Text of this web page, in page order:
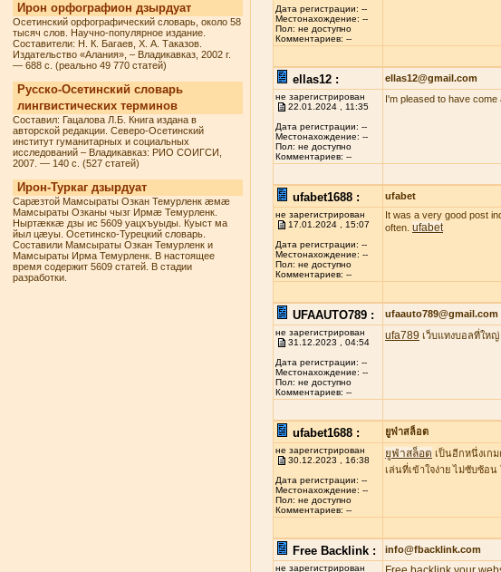
Ирон орфографион дзырдуат
Осетинский орфографический словарь, около 58
тысяч слов. Научно-популярное издание.
Составители: Н. К. Багаев, Х. А. Таказов.
Издательство «Алания», – Владикавказ, 2002 г.
— 688 с. (реально 49 770 статей)
Русско-Осетинский словарь
лингвистических терминов
Составил: Гацалова Л.Б. Книга издана в
авторской редакции. Северо-Осетинский
институт гуманитарных и социальных
исследований – Владикавказ: РИО СОИГСИ,
2007. — 140 с. (527 статей)
Ирон-Туркаг дзырдуат
Сарæзтой Мамсыраты Озкан Темурленк æмæ
Мамсыраты Озканы чызг Ирмæ Темурленк.
Ныртæккæ дзы ис 5609 уацхъуыды. Куыст ма
йыл цæуы. Осетинско-Турецкий словарь.
Составили Мамсыраты Озкан Темурленк и
Мамсыраты Ирма Темурленк. В настоящее
время содержит 5609 статей. В стадии
разработки.
Дата регистрации: --
Местонахождение: --
Пол: не доступно
Комментариев: --
ellas12 : ellas12@gmail.com
не зарегистрирован
22.01.2024 , 11:35
Дата регистрации: --
Местонахождение: --
Пол: не доступно
Комментариев: --
I'm pleased to have
ufabet1688 : ufabet
не зарегистрирован
17.01.2024 , 15:07
Дата регистрации: --
Местонахождение: --
Пол: не доступно
Комментариев: --
It was a very good post
often. ufabet
UFAAUTO789 : ufaauto789@gmail.com
не зарегистрирован
31.12.2023 , 04:54
Дата регистрации: --
Местонахождение: --
Пол: не доступно
Комментариев: --
ufa789 เว็บแทงบอลที่ให
ufabet1688 : ยูฟ่าสล็อต
не зарегистрирован
30.12.2023 , 16:38
Дата регистрации: --
Местонахождение: --
Пол: не доступно
Комментариев: --
ยูฟ่าสล็อต เป็นอีกหนึ่งเก
เล่นที่เข้าใจง่าย ไม่ซับซ้อ
Free Backlink : info@fbacklink.com
не зарегистрирован